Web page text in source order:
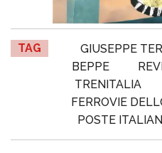
TAG
GIUSEPPE
BEPPE
TRENITALIA
FERROVIE
POSTE